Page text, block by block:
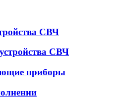
СВЧ
СВЧ
приборы